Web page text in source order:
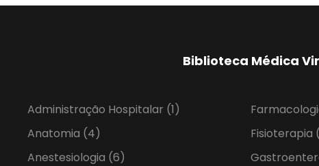
Biblioteca Médica
Administração Hospitalar (1)
Anatomia (4)
Anestesiologia (6)
Fisioterapia